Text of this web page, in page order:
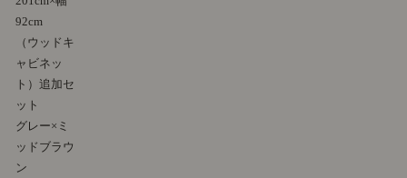
92cm
（ウッドキ
ャビネッ
ト）追加セ
ット
グレー×ミ
ッドブラウ
ン